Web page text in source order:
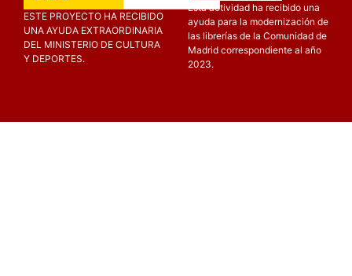
ESTE PROYECTO HA RECIBIDO
UNA AYUDA EXTRAORDINARIA
DEL MINISTERIO DE CULTURA
Y DEPORTES.
Esta actividad ha recibido una
ayuda para la modernización de
las librerías de la Comunidad de
Madrid correspondiente al año
2023.